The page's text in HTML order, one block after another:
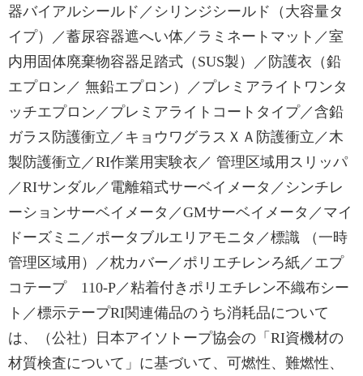
器バイアルシールド／シリンジシールド（大容量タ
イプ）／蓄尿容器遮へい体／ラミネートマット／室
内用固体廃棄物容器足踏式（SUS製）／防護衣（鉛
エプロン／ 無鉛エプロン）／プレミアライトワンタ
ッチエプロン／プレミアライトコートタイプ／含鉛
ガラス防護衝立／キョウワグラスＸＡ防護衝立／木
製防護衝立／RI作業用実験衣／ 管理区域用スリッパ
／RIサンダル／電離箱式サーベイメータ／シンチレ
ーションサーベイメータ／GMサーベイメータ／マイ
ドーズミニ／ポータブルエリアモニタ／標識 （一時
管理区域用）／枕カバー／ポリエチレンろ紙／エプ
コテープ 110-P／粘着付きポリエチレン不織布シー
ト／標示テープRI関連備品のうち消耗品について
は、（公社）日本アイソトープ協会の「RI資機材の
材質検査について」に基づいて、可燃性、難燃性、